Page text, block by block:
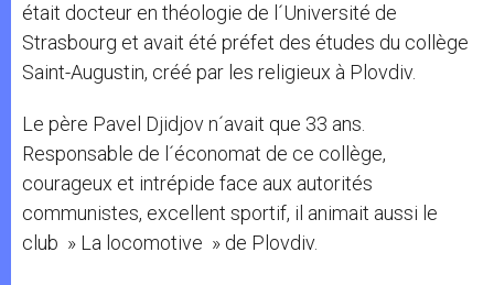
était docteur en théologie de l´Université de
Strasbourg et avait été préfet des études du collège
Saint-Augustin, créé par les religieux à Plovdiv.
Le père Pavel Djidjov n´avait que 33 ans.
Responsable de l´économat de ce collège,
courageux et intrépide face aux autorités
communistes, excellent sportif, il animait aussi le
club » La locomotive » de Plovdiv.